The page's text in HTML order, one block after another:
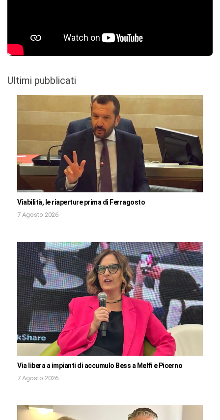
Ultimi pubblicati
Viabilità, le riaperture prima di Ferragosto
7 Agosto 2026
Via libera a impianti di accumulo Bess a Melfi e Picerno
7 Agosto 2026